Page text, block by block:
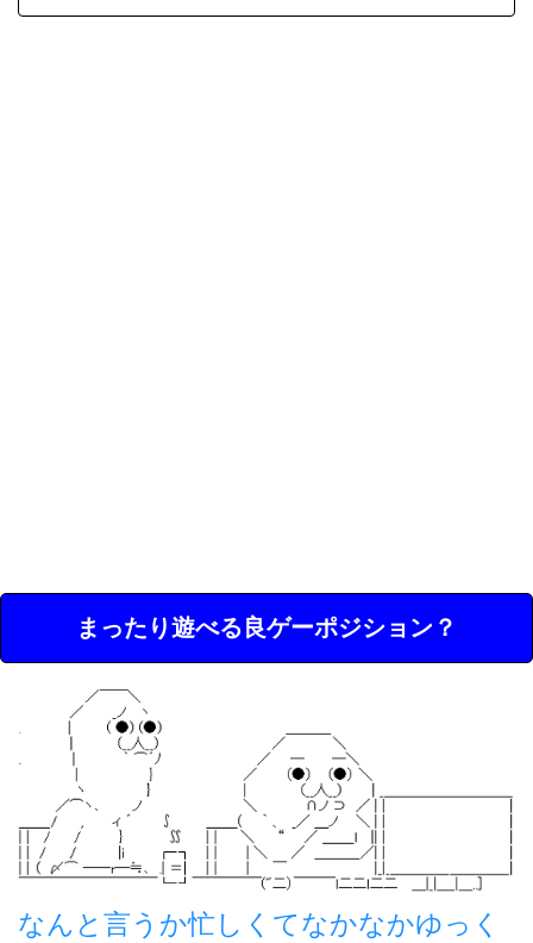
まったり遊べる良ゲーポジション？
なんと言うか忙しくてなかなかゆっく